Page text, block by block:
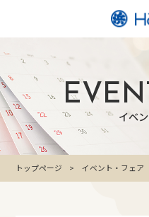
イベ
トップページ イベント・フェア